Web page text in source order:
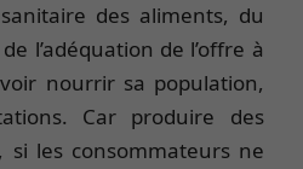
des aliments, du
l’adéquation de l’offre à
nourrir sa population,
Car produire des
les consommateurs ne